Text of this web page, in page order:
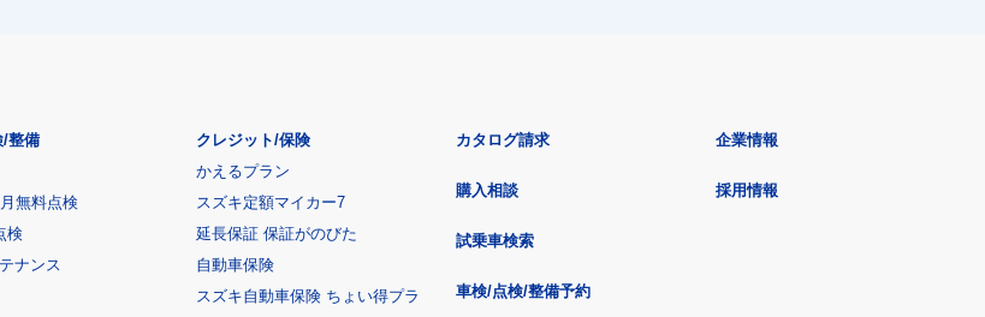
/整備
無料点検
検
ナンス
クレジット/保険
かえるプラン
スズキ定額マイカー7
延長保証 保証がのびた
自動車保険
スズキ自動車保険 ちょい得プラ
カタログ請求
購入相談
試乗車検索
車検/点検/整備予約
企業情報
採用情報